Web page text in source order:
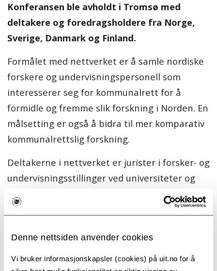
Denne nettsiden anvender cookies
Vi bruker informasjonskapsler (cookies) på uit.no for å
Konferansen ble avholdt i Tromsø med
deltakere og foredragsholdere fra Norge,
Sverige, Danmark og Finland.
Formålet med nettverket er å samle nordiske
forskere og undervisningspersonell som
interesserer seg for kommunalrett for å
formidle og fremme slik forskning i Norden. En
målsetting er også å bidra til mer komparativ
kommunalrettslig forskning.
Deltakerne i nettverket er jurister i forsker- og
undervisningsstillinger ved universiteter og
høgskoler samt forskningsinstitutter i Norden
med interesse for fagfeltet kommunalrett.